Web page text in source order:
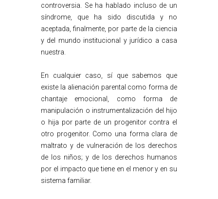
controversia. Se ha hablado incluso de un
síndrome, que ha sido discutida y no
aceptada, finalmente, por parte de la ciencia
y del mundo institucional y jurídico a casa
nuestra.
En cualquier caso, sí que sabemos que
existe la alienación parental como forma de
chantaje emocional, como forma de
manipulación o instrumentalización del hijo
o hija por parte de un progenitor contra el
otro progenitor. Como una forma clara de
maltrato y de vulneración de los derechos
de los niños; y de los derechos humanos
por el impacto que tiene en el menor y en su
sistema familiar.